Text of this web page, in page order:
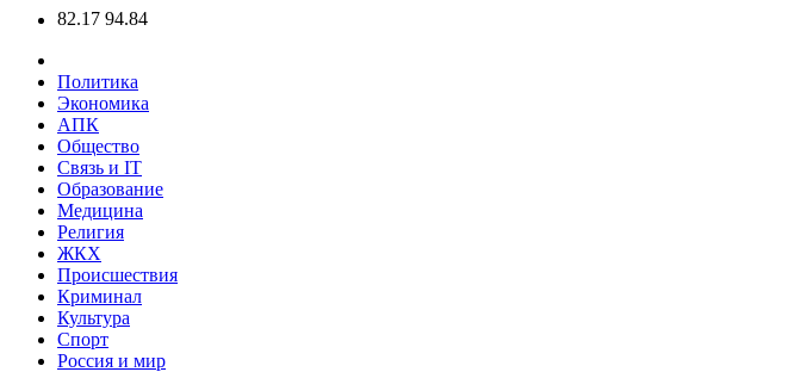
82.17 94.84
Политика
Экономика
АПК
Общество
Связь и IT
Образование
Медицина
Религия
ЖКХ
Происшествия
Криминал
Культура
Спорт
Россия и мир